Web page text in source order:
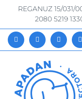
Saltar
contenido
REGANUZ 15/031/
2080 5219